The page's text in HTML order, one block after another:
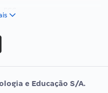
Vunespe Educação S/A.